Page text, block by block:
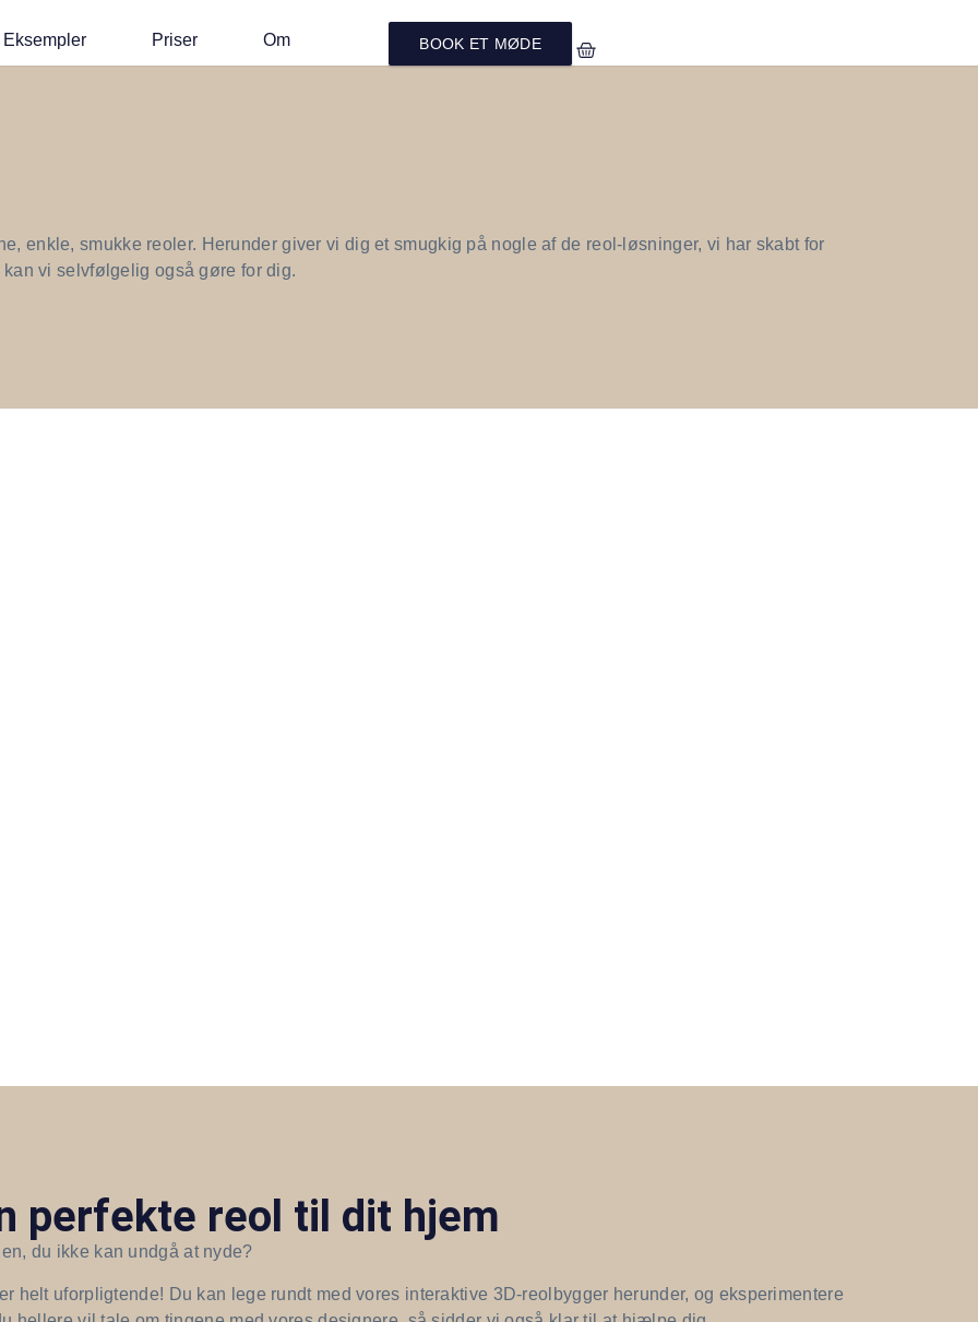
Eksempler Priser Om BOOK ET MØDE
enkle, smukke reoler. Herunder giver vi dig et smugkig på nogle af de reol-løsninger, vi har skabt for
vi selvfølgelig også gøre for dig.
perfekte reol til dit hjem
du ikke kan undgå at nyde?
helt uforpligtende! Du kan lege rundt med vores interaktive 3D-reolbygger herunder, og eksperimentere